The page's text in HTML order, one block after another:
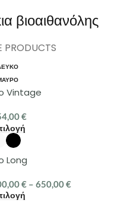
βιοαιθανόλης
PRODUCTS
Vintage
€
Long
€ – 650,00€